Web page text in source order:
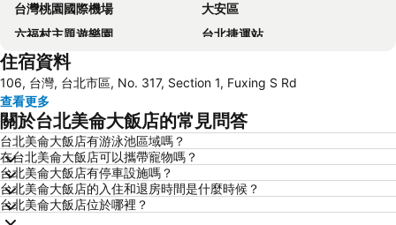
台灣桃園國際機場
大安區
六福村主題遊樂園
台北捷運站
桃園高鐵站
新北投
烏來溫泉
陽明山
捷運中山站
捷運忠孝敦化站
大安森林公園
捷運忠孝復興站
內湖區
士林夜市
中正紀念堂
礁溪車站
桃園火車站
住宿資料
106, 台灣, 台北市區, No. 317, Section 1, Fuxing S Rd
查看更多
關於台北美侖大飯店的常見問答
台北美侖大飯店有游泳池區域嗎？
在台北美侖大飯店可以攜帶寵物嗎？
台北美侖大飯店有停車設施嗎？
台北美侖大飯店的入住和退房時間是什麼時候？
台北美侖大飯店位於哪裡？